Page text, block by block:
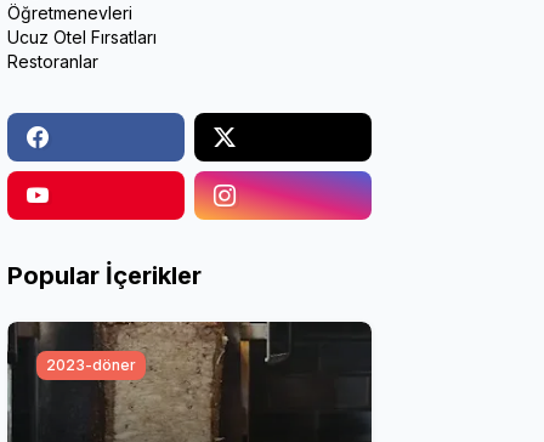
Öğretmenevleri
Ucuz Otel Fırsatları
Restoranlar
Popular İçerikler
2023-döner